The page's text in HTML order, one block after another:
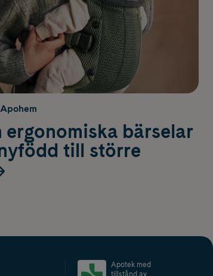
ergonomiska bärselar
till större
Apotek med
tillstånd av